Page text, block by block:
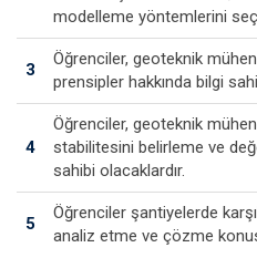
modelleme yöntemlerini
3
Öğrenciler, geoteknik
prensipler hakkında bilgi
4
Öğrenciler, geoteknik
stabilitesini belirleme ve
sahibi olacaklardır.
5
Öğrenciler şantiyelerde
analiz etme ve çözme